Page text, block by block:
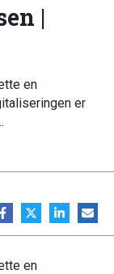
|
en
er
en